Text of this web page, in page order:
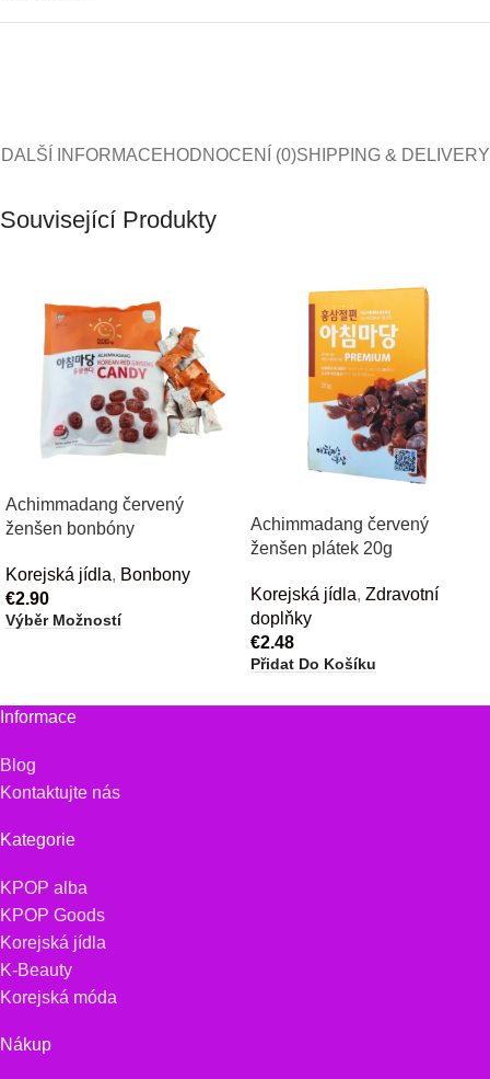
DALŠÍ INFORMACEHODNOCENÍ (0)SHIPPING & DELIVERY
Související Produkty
Achimmadang červený
ženšen bonbóny
Korejská jídla, Bonbony
€2.90
Výběr Možností
Achimmadang červený
ženšen plátek 20g
Korejská jídla, Zdravotní
doplňky
€2.48
Přidat Do Košíku
Informace
Blog
Kontaktujte nás
Kategorie
KPOP alba
KPOP Goods
Korejská jídla
K-Beauty
Korejská móda
Nákup